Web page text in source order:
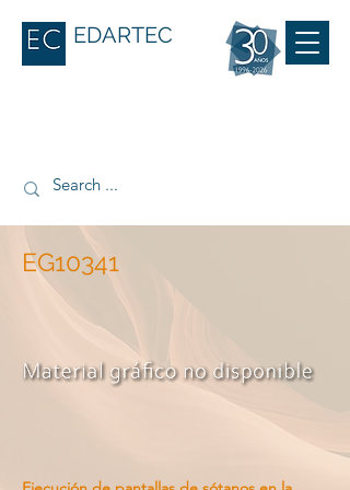
EDARTEC
EG10341